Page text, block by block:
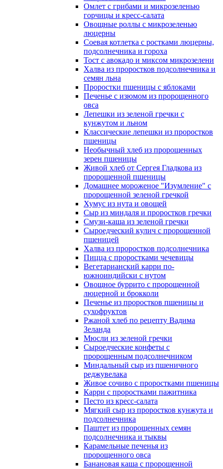
Омлет с грибами и микрозеленью
горчицы и кресс-салата
Овощные роллы с микрозеленью
люцерны
Соевая котлетка с ростками люцерны,
подсолнечника и гороха
Тост с авокадо и миксом микрозелени
Халва из проростков подсолнечника и
семян льна
Проростки пшеницы с яблоками
Печенье с изюмом из пророщенного
овса
Лепешки из зеленой гречки с
кунжутом и льном
Классические лепешки из проростков
пшеницы
Необычный хлеб из пророщенных
зерен пшеницы
Живой хлеб от Сергея Гладкова из
пророщенной пшеницы
Домашнее мороженое "Изумление" с
пророщенной зеленой гречкой
Хумус из нута и овощей
Сыр из миндаля и проростков гречки
Смузи-каша из зеленой гречки
Сыроедческий кулич с пророщенной
пшеницей
Халва из проростков подсолнечника
Пицца с проростками чечевицы
Вегетарианский карри по-
южноиндийски с нутом
Овощное буррито с пророщенной
люцерной и брокколи
Печенье из проростков пшеницы и
сухофруктов
Ржаной хлеб по рецепту Вадима
Зеланда
Мюсли из зеленой гречки
Сыроедческие конфеты с
пророщенным подсолнечником
Миндальный сыр из пшеничного
реджувелака
Живое сочиво с проростками пшеницы
Карри с проростками пажитника
Песто из кресс-салата
Мягкий сыр из проростков кунжута и
подсолнечника
Паштет из пророщенных семян
подсолнечника и тыквы
Карамельные печенья из
пророщенного овса
Банановая каша с пророщенной